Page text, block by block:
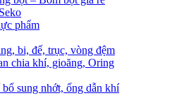
phẩm
bi, đế, trục, vòng đệm
chia khí, gioăng, Oring
sung nhớt, ống dẫn khí